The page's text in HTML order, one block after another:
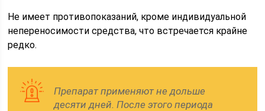
Не имеет противопоказаний, кроме индивидуальной
непереносимости средства, что встречается крайне
редко.
Препарат применяют не дольше
десяти дней. После этого периода